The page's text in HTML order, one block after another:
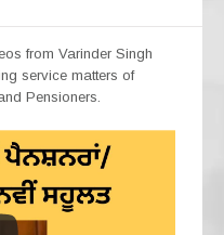
from Varinder Singh
service matters of
Pensioners.